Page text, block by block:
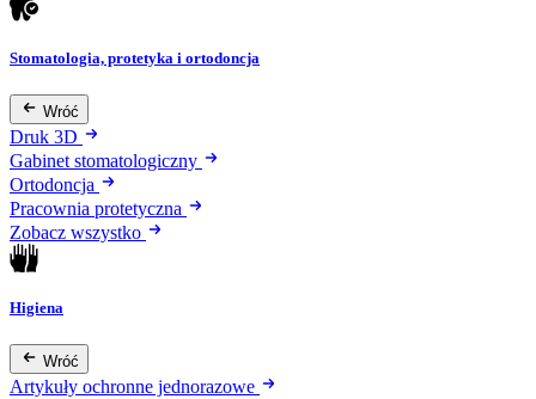
Stomatologia, protetyka i ortodoncja
Wróć
Druk 3D
Gabinet stomatologiczny
Ortodoncja
Pracownia protetyczna
Zobacz wszystko
Higiena
Wróć
Artykuły ochronne jednorazowe